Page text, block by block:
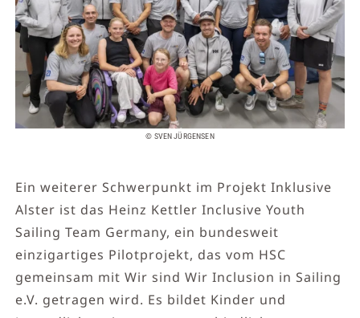
© SVEN JÜRGENSEN
Ein weiterer Schwerpunkt im Projekt Inklusive
Alster ist das Heinz Kettler Inclusive Youth
Sailing Team Germany, ein bundesweit
einzigartiges Pilotprojekt, das vom HSC
gemeinsam mit Wir sind Wir Inclusion in Sailing
e.V. getragen wird. Es bildet Kinder und